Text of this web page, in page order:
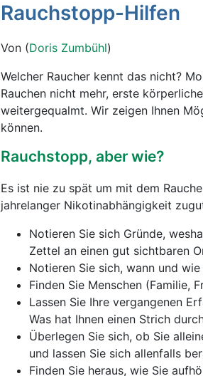
Rauchstopp-Hilfen
Von (Doris Zumbühl)
Welcher Raucher kennt das nicht?
Rauchen nicht mehr, erste
weitergequalmt. Wir zeigen Ihnen
können.
Rauchstopp, aber wie?
Es ist nie zu spät um mit dem
jahrelanger Nikotinabhängigkeit
Notieren Sie sich Gründe,
Zettel an einen gut sichtbaren
Notieren Sie sich, wann und
Finden Sie Menschen (Familie,
Lassen Sie Ihre vergangenen
Was hat Ihnen einen Strich
Überlegen Sie sich, ob Sie
und lassen Sie sich allenfalls
Finden Sie heraus, wie Sie